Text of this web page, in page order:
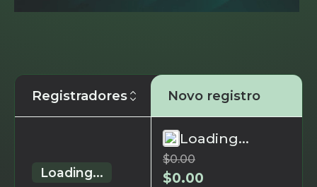
Registradores Novo registro
Loading...
Loading...
$0.00
$0.00